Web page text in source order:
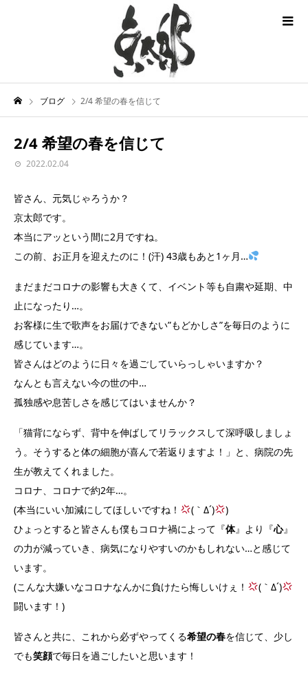
ブログ 2/4 希望の春を信じて
2/4 希望の春を信じて
2022.02.04
皆さん、元気じゃろうか？
京太郎です。
本当にアッという間に2月ですね。
この前、お正月を迎えたのに！(汗) 43歳もあと1ヶ月…
まだまだコロナの影響も大きくて、イベント等も自粛や延期、中
止になったり…。
お客様に生で歌声をお届けできない”もどかしさ”を毎日のように
感じています…。
皆さんはどのように日々を過ごしていらっしゃいますか？
なんとも言えない今の世の中…
孤独感や息苦しさを感じてはいませんか？
「猫背にならず、背中を伸ばしてリラックスして深呼吸しましょ
う。そうすると体の細胞が喜んで若返りますよ！」と、病院の先
生が教えてくれました。
コロナ、コロナで約2年…。
(本当にいい加減にしてほしいですね！
(｀Δ´)
)
ひょっとすると皆さんも僕もコロナ禍によって『体』より『心』
の力が減っていき、病気になりやすいのかもしれない…と感じて
います。
(こんな大嫌いなコロナなんかに負けたら悔しいけぇ！
(｀Δ´)
闘います！)
皆さんと共に、これから必ずやってくる希望の春を信じて、少し
でも笑顔で毎日を過ごしたいと思います！